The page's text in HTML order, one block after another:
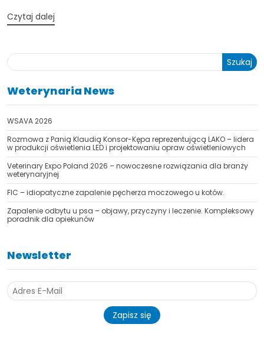
TAK, JESTEM PROFESIONALISTĄ
Nie jestem profesionalistą
Czytaj dalej
Szukaj
Weterynaria News
WSAVA 2026
Rozmowa z Panią Klaudią Konsor-Kępa reprezentującą LAKO – lidera
w produkcji oświetlenia LED i projektowaniu opraw oświetleniowych
Veterinary Expo Poland 2026 – nowoczesne rozwiązania dla branży
weterynaryjnej
FIC – idiopatyczne zapalenie pęcherza moczowego u kotów.
Zapalenie odbytu u psa – objawy, przyczyny i leczenie. Kompleksowy
poradnik dla opiekunów
Newsletter
Zapisz się